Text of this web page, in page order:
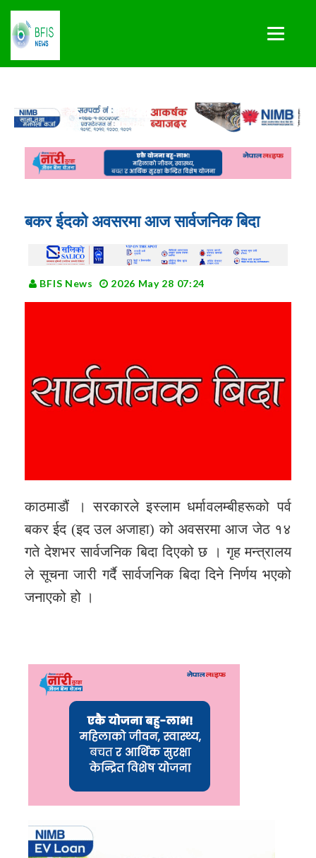
बकर ईदको अवसरमा आज सार्वजनिक बिदा
BFIS News 2026 May 28 07:24
काठमाडौं । सरकारले इस्लाम धर्मावलम्बीहरूको पर्व
बकर ईद (इद उल अजाहा) को अवसरमा आज जेठ १४
गते देशभर सार्वजनिक बिदा दिएको छ । गृह मन्त्रालय
ले सूचना जारी गर्दै सार्वजनिक बिदा दिने निर्णय भएको
जनाएको हो ।